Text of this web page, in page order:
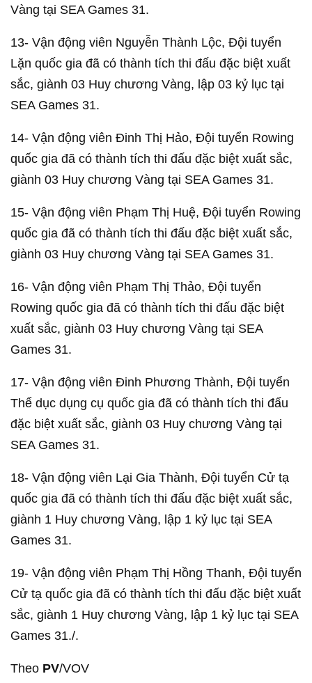
Vàng tại SEA Games 31.
13- Vận động viên Nguyễn Thành Lộc, Đội tuyển
Lặn quốc gia đã có thành tích thi đấu đặc biệt xuất
sắc, giành 03 Huy chương Vàng, lập 03 kỷ lục tại
SEA Games 31.
14- Vận động viên Đinh Thị Hảo, Đội tuyển Rowing
quốc gia đã có thành tích thi đấu đặc biệt xuất sắc,
giành 03 Huy chương Vàng tại SEA Games 31.
15- Vận động viên Phạm Thị Huệ, Đội tuyển Rowing
quốc gia đã có thành tích thi đấu đặc biệt xuất sắc,
giành 03 Huy chương Vàng tại SEA Games 31.
16- Vận động viên Phạm Thị Thảo, Đội tuyển
Rowing quốc gia đã có thành tích thi đấu đặc biệt
xuất sắc, giành 03 Huy chương Vàng tại SEA
Games 31.
17- Vận động viên Đinh Phương Thành, Đội tuyển
Thể dục dụng cụ quốc gia đã có thành tích thi đấu
đặc biệt xuất sắc, giành 03 Huy chương Vàng tại
SEA Games 31.
18- Vận động viên Lại Gia Thành, Đội tuyển Cử tạ
quốc gia đã có thành tích thi đấu đặc biệt xuất sắc,
giành 1 Huy chương Vàng, lập 1 kỷ lục tại SEA
Games 31.
19- Vận động viên Phạm Thị Hồng Thanh, Đội tuyển
Cử tạ quốc gia đã có thành tích thi đấu đặc biệt xuất
sắc, giành 1 Huy chương Vàng, lập 1 kỷ lục tại SEA
Games 31./.
Theo PV/VOV